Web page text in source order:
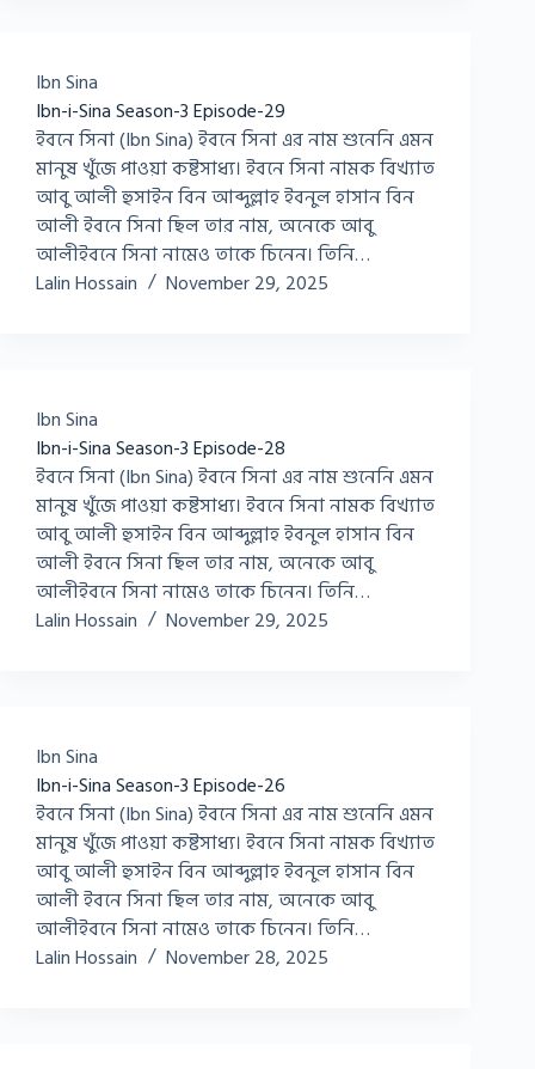
Ibn Sina
Ibn-i-Sina Season-3 Episode-29
ইবনে সিনা (Ibn Sina) ইবনে সিনা এর নাম শুনেনি এমন
মানুষ খুঁজে পাওয়া কষ্টসাধ্য। ইবনে সিনা নামক বিখ্যাত
আবু আলী হুসাইন বিন আব্দুল্লাহ ইবনুল হাসান বিন
আলী ইবনে সিনা ছিল তার নাম, অনেকে আবু
আলীইবনে সিনা নামেও তাকে চিনেন। তিনি…
Lalin Hossain
November 29, 2025
Ibn Sina
Ibn-i-Sina Season-3 Episode-28
ইবনে সিনা (Ibn Sina) ইবনে সিনা এর নাম শুনেনি এমন
মানুষ খুঁজে পাওয়া কষ্টসাধ্য। ইবনে সিনা নামক বিখ্যাত
আবু আলী হুসাইন বিন আব্দুল্লাহ ইবনুল হাসান বিন
আলী ইবনে সিনা ছিল তার নাম, অনেকে আবু
আলীইবনে সিনা নামেও তাকে চিনেন। তিনি…
Lalin Hossain
November 29, 2025
Ibn Sina
Ibn-i-Sina Season-3 Episode-26
ইবনে সিনা (Ibn Sina) ইবনে সিনা এর নাম শুনেনি এমন
মানুষ খুঁজে পাওয়া কষ্টসাধ্য। ইবনে সিনা নামক বিখ্যাত
আবু আলী হুসাইন বিন আব্দুল্লাহ ইবনুল হাসান বিন
আলী ইবনে সিনা ছিল তার নাম, অনেকে আবু
আলীইবনে সিনা নামেও তাকে চিনেন। তিনি…
Lalin Hossain
November 28, 2025